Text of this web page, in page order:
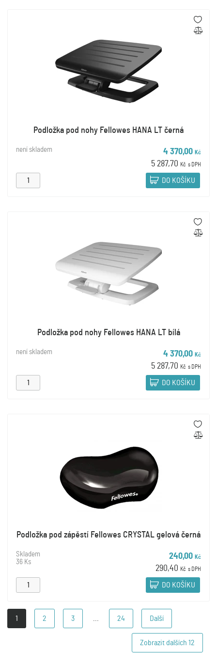
Podložka pod nohy Fellowes HANA LT černá
není skladem 4 370,00 Kč
5 287,70 Kč s DPH
DO KOŠÍKU
Podložka pod nohy Fellowes HANA LT bílá
není skladem 4 370,00 Kč
5 287,70 Kč s DPH
DO KOŠÍKU
Podložka pod zápěstí Fellowes CRYSTAL gelová černá
Skladem
36 Ks
240,00 Kč
290,40 Kč s DPH
DO KOŠÍKU
1 2 3 24 Další
Zobrazit dalších 12